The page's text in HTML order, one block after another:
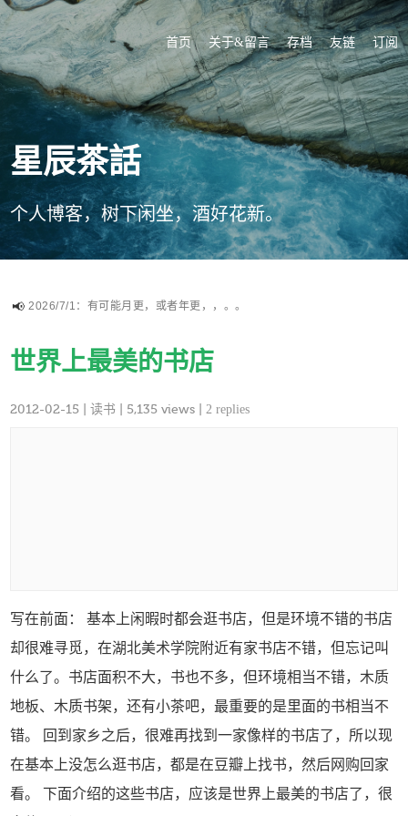
首页 关于&留言 存档 友链 订阅
星辰茶話
个人博客，树下闲坐，酒好花新。
2026/7/1：有可能月更，或者年更，，。。
世界上最美的书店
2012-02-15 |读书 | 5,135 views |2 replies
写在前面： 基本上闲暇时都会逛书店，但是环境不错的书店
却很难寻觅，在湖北美术学院附近有家书店不错，但忘记叫
什么了。书店面积不大，书也不多，但环境相当不错，木质
地板、木质书架，还有小茶吧，最重要的是里面的书相当不
错。 回到家乡之后，很难再找到一家像样的书店了，所以现
在基本上没怎么逛书店，都是在豆瓣上找书，然后网购回家
看。 下面介绍的这些书店，应该是世界上最美的书店了，很